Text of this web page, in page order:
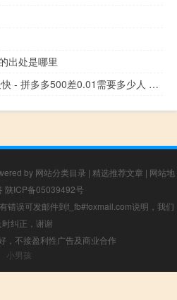
出处是哪里
怎么在快手上快速涨粉丝最快 - 拼多多500差0.01需要多少人 快手互粉互赞神器软件说明
by 网站分类目录 | 精选推荐文章 | 网站地
陕ICP备05039492号
错误可发邮件到f_fb#foxmail.com说明，我们
时纠正，谢谢
，不接盈利性广告及商业合作
小男孩